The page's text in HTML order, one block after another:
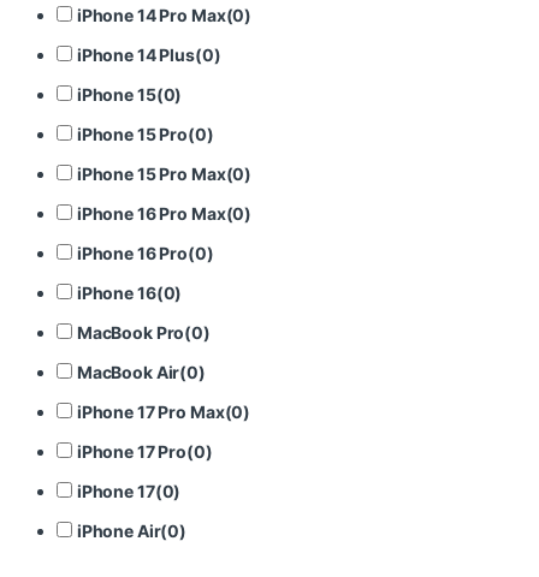
iPhone 14 Pro Max(0)
iPhone 14 Plus(0)
iPhone 15(0)
iPhone 15 Pro(0)
iPhone 15 Pro Max(0)
iPhone 16 Pro Max(0)
iPhone 16 Pro(0)
iPhone 16(0)
MacBook Pro(0)
MacBook Air(0)
iPhone 17 Pro Max(0)
iPhone 17 Pro(0)
iPhone 17(0)
iPhone Air(0)